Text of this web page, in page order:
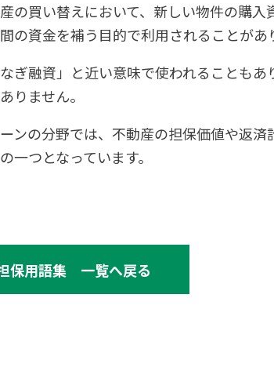
の買い替えにおいて、新しい物件の購
の資金を補う目的で利用されることがあ
ぎ融資」と近い意味で使われることも
りません。
ンの分野では、不動産の担保価値や返
一つとなっています。
保用語集 一覧へ戻る